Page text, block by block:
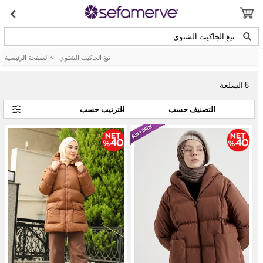
تبغ الجاكيت الشتوي
الصفحة الرئيسية > تبغ الجاكيت الشتوي
8السلعة
التصنيف حسب